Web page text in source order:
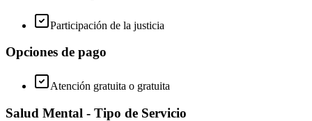
Participación de la justicia
Opciones de pago
Atención gratuita o gratuita
Salud Mental - Tipo de Servicio